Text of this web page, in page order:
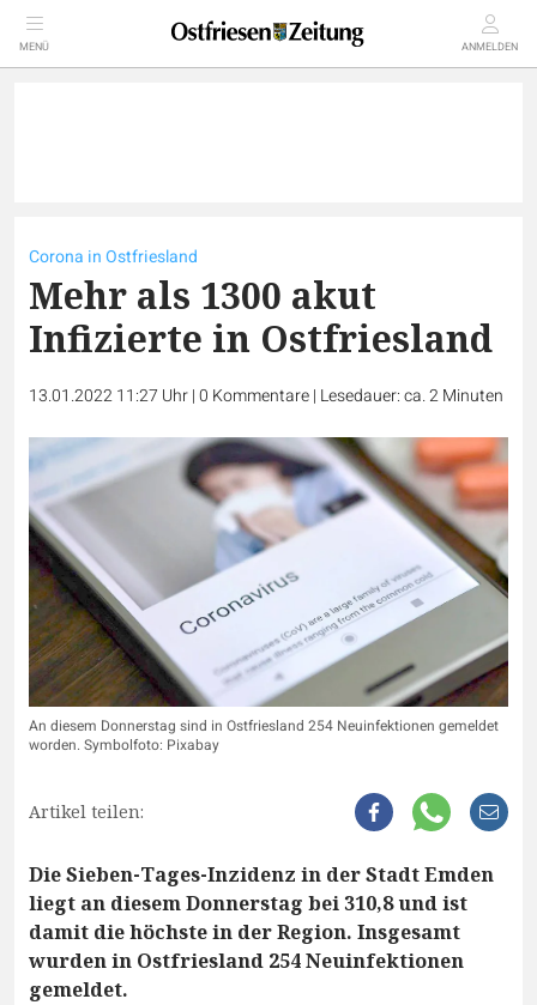
MENÜ ANMELDEN
Corona in Ostfriesland
Mehr als 1300 akut
Infizierte in Ostfriesland
13.01.2022 11:27 Uhr|0 Kommentare| Lesedauer: ca. 2 Minuten
An diesem Donnerstag sind in Ostfriesland 254 Neuinfektionen gemeldet
worden. Symbolfoto: Pixabay
Artikel teilen:
Die Sieben-Tages-Inzidenz in der Stadt Emden
liegt an diesem Donnerstag bei 310,8 und ist
damit die höchste in der Region. Insgesamt
wurden in Ostfriesland 254 Neuinfektionen
gemeldet.